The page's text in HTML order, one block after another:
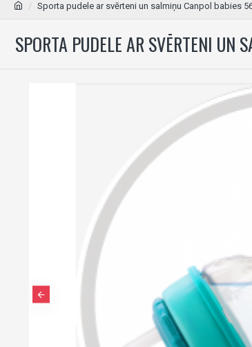
Sporta pudele ar svērteni un salmiņu Canpol babies
SPORTA PUDELE AR SVĒRTENI